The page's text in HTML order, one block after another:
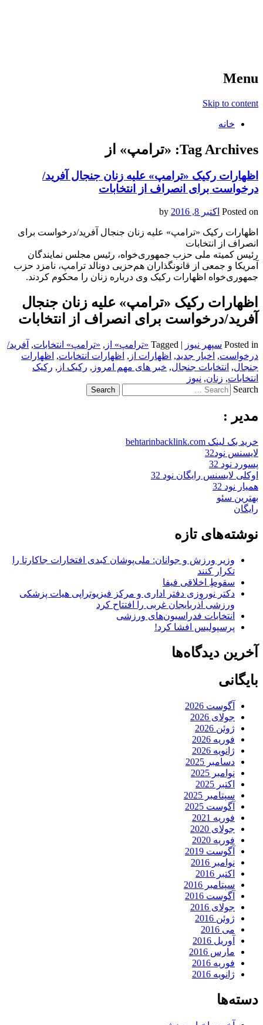
Menu
Skip to content
خانه
Tag Archives: «ترامپ» از
اظهارات رکیک «ترامپ» علیه زنان جنجال آفرید/
درخواست برای انصراف از انتخابات
Posted on اکتبر 8, 2016
اظهارات رکیک «ترامپ» علیه زنان جنجال آفرید/درخواست برای
انصراف از انتخابات
رئیس کمیته ملی حزب جمهوری‌خواه، رئیس مجلس نمایندگان
آمریکا و جمعی از قانونگذاران هم‌حزبی دونالد ترامپ، نامزد حزب
جمهوری‌خواه اظهارات رکیک وی درباره زنان را محکوم کردند.
اظهارات رکیک «ترامپ» علیه زنان جنجال
آفرید/درخواست برای انصراف از انتخابات
Posted in سپهر نیوز |
Tagged «ترامپ» از , «ترامپ» انتخابات, آفرید/
درخواست, اخبار جدید, اظهارات از , اظهارات انتخابات, اظهارات
جنجال, انتخابات جنجال, خبر های مهم امروز , رکیک از , رکیک
انتخابات, زنان, نیوز
Search
مدیر :
خرید بک لینک behtarinbacklink.com
لایسنس نود32
پسورد نود 32
اوکلی لایسنس رایگان نود 32
همیار نود 32
بهترین سئو
رایگان
نوشته‌های تازه
وزیر ورزش و جوانان: ملی‌پوشان کبدی افتخارات جاکارتا را
تکرار کنند
سقوطِ اخلاقی فیفا
دکتر نوروزی دفتر اداری و مرکز فیزیوتراپی هیات پزشکی
ورزشی آذربایجان غربی را افتتاح کرد
انتخابات فدراسیون‌های ورزشی
پرسپولیس افشا کرد!
آخرین دیدگاه‌ها
بایگانی
آگوست 2026
جولای 2026
ژوئن 2026
فوریه 2026
ژانویه 2026
دسامبر 2025
نوامبر 2025
اکتبر 2025
سپتامبر 2025
آگوست 2025
فوریه 2021
جولای 2020
فوریه 2020
آگوست 2019
نوامبر 2016
اکتبر 2016
سپتامبر 2016
آگوست 2016
جولای 2016
ژوئن 2016
می 2016
آوریل 2016
مارس 2016
فوریه 2016
ژانویه 2016
دسته‌ها